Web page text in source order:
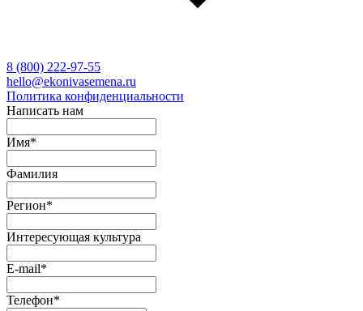
8 (800) 222-97-55
hello@ekonivasemena.ru
Политика конфиденциальности
Написать нам
Имя*
Фамилия
Регион*
Интересующая культура
E-mail*
Телефон*